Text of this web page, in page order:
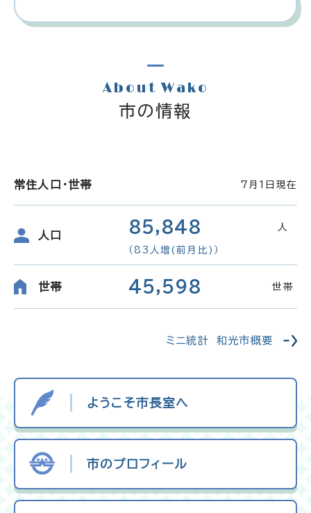
市の情報
About Wako
常住人口・世帯 7月1日現在
人口 85,848 人
（83人増(前月比)）
世帯 45,598 世帯
ミニ統計 和光市概要
ようこそ市長室へ
市のプロフィール